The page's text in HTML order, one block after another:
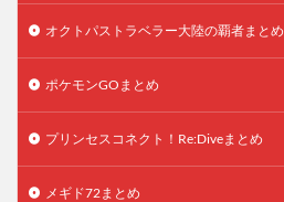
オクトパストラベラー大陸の覇者まとめ
ポケモンGOまとめ
プリンセスコネクト！Re:Diveまとめ
メギド72まとめ